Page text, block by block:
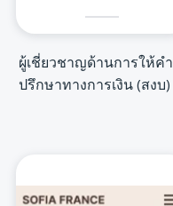
ผู้เชี่ยวชาญด้านการให้คำ
ปรึกษาทางการเงิน (สงบ)